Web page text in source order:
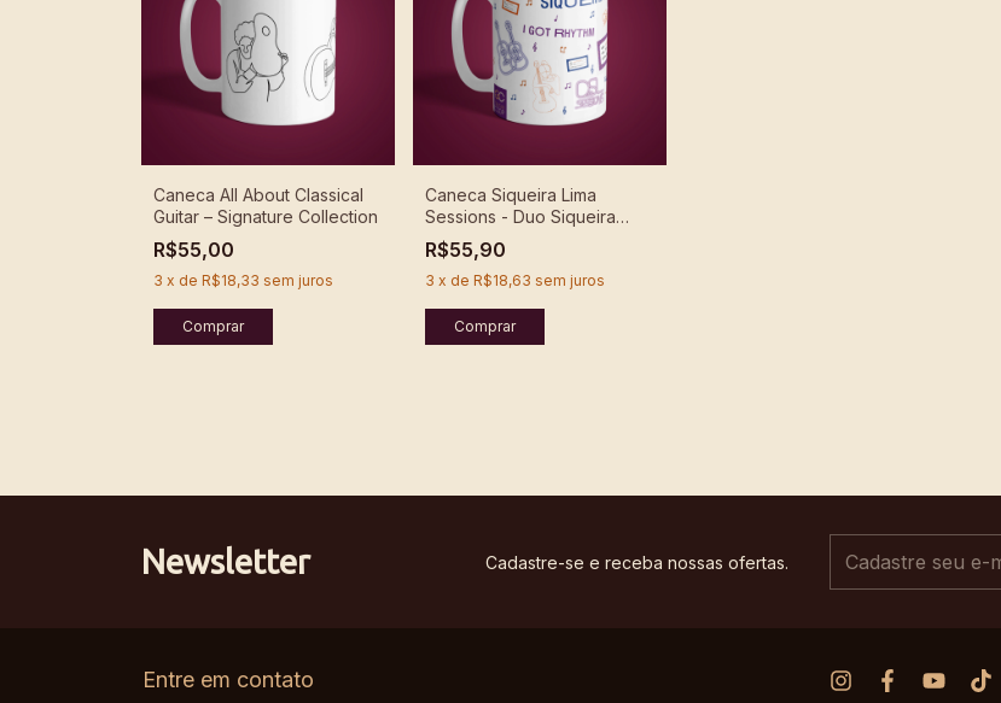
Caneca All About Classical
Guitar – Signature Collection
R$55,00
3 x de R$18,33 sem juros
Caneca Siqueira Lima
Sessions - Duo Siqueira
Lima
R$55,90
3 x de R$18,63 sem juros
Newsletter Cadastre-se e receba nossas ofertas.
Entre em contato